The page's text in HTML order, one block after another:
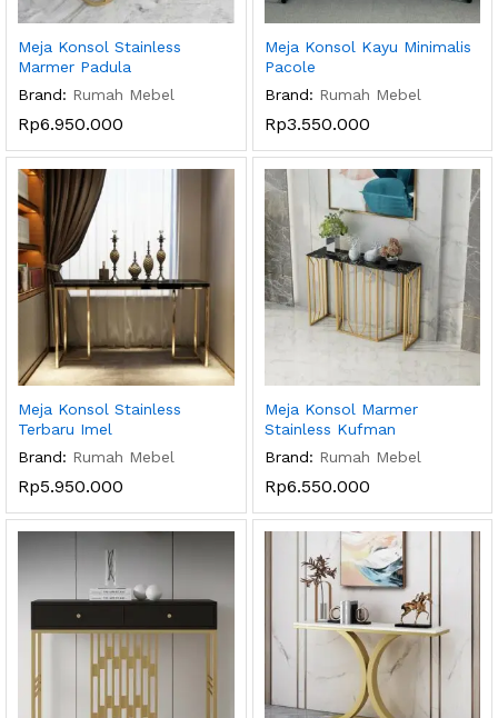
Meja Konsol Stainless
Marmer Padula
Brand: Rumah Mebel
Rp6.950.000
Meja Konsol Kayu Minimalis
Pacole
Brand: Rumah Mebel
Rp3.550.000
Meja Konsol Stainless
Terbaru Imel
Brand: Rumah Mebel
Rp5.950.000
Meja Konsol Marmer
Stainless Kufman
Brand: Rumah Mebel
Rp6.550.000